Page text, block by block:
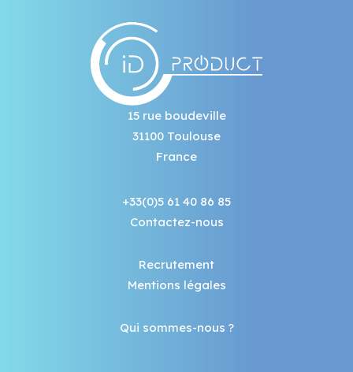
15 rue boudeville
31100 Toulouse
France
+33(0)5 61 40 86 85
Contactez-nous
Recrutement
Mentions légales
Qui sommes-nous ?